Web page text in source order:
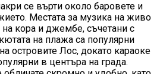
се върти около баровете и
Местата за музика на живо
на кора и джембе, съчетани с
на плажа са популярни
островите Лос, докато караоке
в центъра на града.